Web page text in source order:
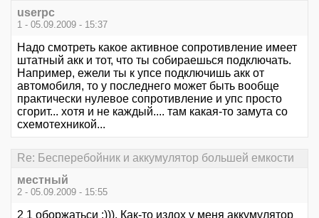
userpc
1 - 05.09.2009 - 15:37
Надо смотреть какое активное сопротивление имеет
штатный акк и тот, что ты собираешься подключать.
Например, ежели ты к упсе подключишь акк от
автомобиля, то у последнего может быть вообще
практически нулевое сопротивление и упс просто
сгорит... хотя и не каждый.... там какая-то замута со
схемотехникой...
Re: Бесперебойник и аккумулятор большей емкости
местный
2 - 05.09.2009 - 15:55
2 1 оборжатьси :))). Как-то издох у меня аккумулятор